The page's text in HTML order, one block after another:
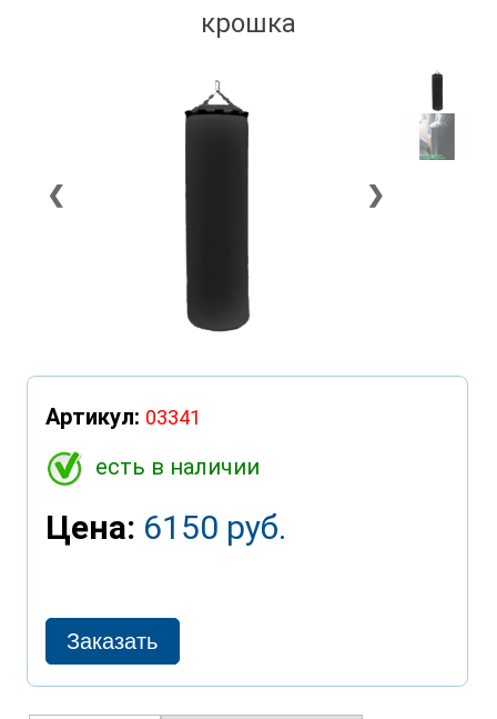
крошка
❮ ❯
Артикул: 03341
есть в наличии
Цена: 6150 руб.